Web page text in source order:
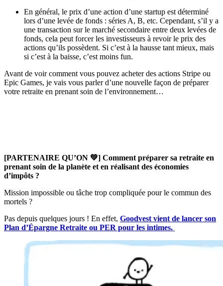
En général, le prix d’une action d’une startup est déterminé
lors d’une levée de fonds : séries A, B, etc. Cependant, s’il y a
une transaction sur le marché secondaire entre deux levées de
fonds, cela peut forcer les investisseurs à revoir le prix des
actions qu’ils possèdent. Si c’est à la hausse tant mieux, mais
si c’est à la baisse, c’est moins fun.
Avant de voir comment vous pouvez acheter des actions Stripe ou
Epic Games, je vais vous parler d’une nouvelle façon de préparer
votre retraite en prenant soin de l’environnement…
[PARTENAIRE QU’ON 💚] Comment préparer sa retraite en
prenant soin de la planète et en réalisant des économies
d’impôts ?
Mission impossible ou tâche trop compliquée pour le commun des
mortels ?
Pas depuis quelques jours ! En effet, Goodvest vient de lancer son
Plan d’Épargne Retraite ou PER pour les intimes.